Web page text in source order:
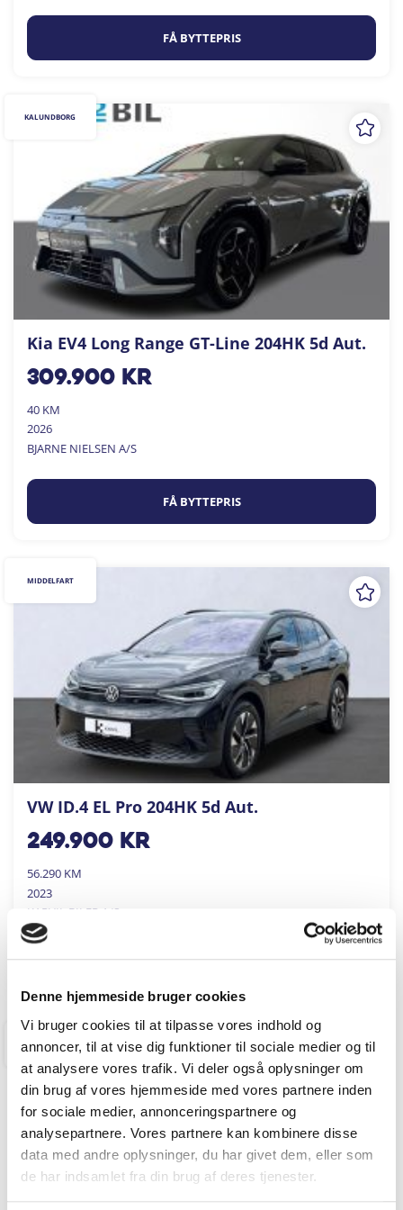
Denne hjemmeside bruger cookies
Vi bruger cookies til at tilpasse vores indhold og
annoncer, til at vise dig funktioner til sociale medier og til
at analysere vores trafik. Vi deler også oplysninger om
din brug af vores hjemmeside med vores partnere inden
for sociale medier, annonceringspartnere og
analysepartnere. Vores partnere kan kombinere disse
data med andre oplysninger, du har givet dem, eller som
de har indsamlet fra din brug af deres tjenester.
FÅ BYTTEPRIS
Kia EV4 Long Range GT-Line 204HK 5d Aut.
309.900kr
40 KM
2026
BJARNE NIELSEN A/S
FÅ BYTTEPRIS
KALUNDBORG
VW ID.4 EL Pro 204HK 5d Aut.
249.900kr
56.290 KM
2023
KARVIL BILER A/S
MIDDELFART
RINGKØBING